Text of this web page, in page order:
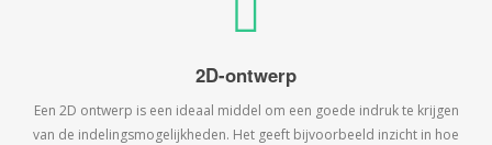
2D-ontwerp
Een 2D ontwerp is een ideaal middel om een goede indruk te krijgen
van de indelingsmogelijkheden. Het geeft bijvoorbeeld inzicht in hoe